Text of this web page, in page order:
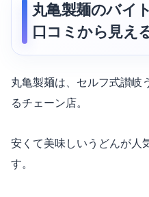
丸亀製麺のバイ
口コミから見え
丸亀製麺は、セルフ式讃岐
るチェーン店。
安くて美味しいうどんが人
す。